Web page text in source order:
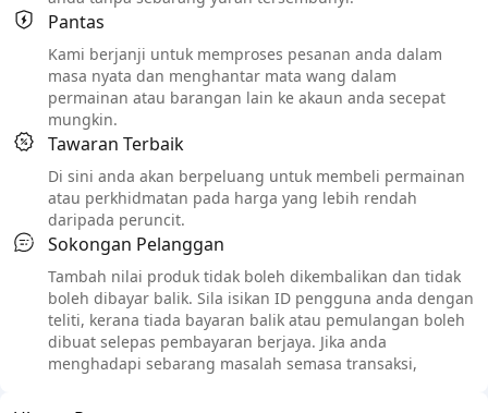
Pantas
Kami berjanji untuk memproses pesanan anda dalam
masa nyata dan menghantar mata wang dalam
permainan atau barangan lain ke akaun anda secepat
mungkin.
Tawaran Terbaik
Di sini anda akan berpeluang untuk membeli permainan
atau perkhidmatan pada harga yang lebih rendah
daripada peruncit.
Sokongan Pelanggan
Tambah nilai produk tidak boleh dikembalikan dan tidak
boleh dibayar balik. Sila isikan ID pengguna anda dengan
teliti, kerana tiada bayaran balik atau pemulangan boleh
dibuat selepas pembayaran berjaya. Jika anda
menghadapi sebarang masalah semasa transaksi,